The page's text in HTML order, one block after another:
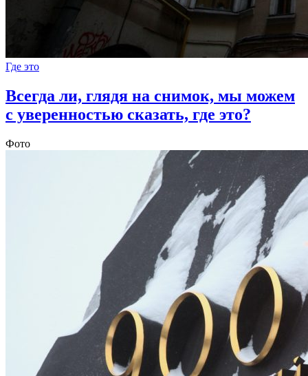
Где это
Всегда ли, глядя на снимок, мы можем
с уверенностью сказать, где это?
Фото